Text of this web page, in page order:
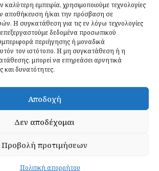
καλύτερη εμπειρία, χρησιμοποιούμε τεχνολογίες
αποθήκευση ή/και την πρόσβαση σε
Η συγκατάθεση για τις εν λόγω τεχνολογίες
δεδομένα προσωπικού
περιήγησης ή μοναδικά
τον ιστότοπο. Η μη συγκατάθεση ή η
μπορεί να επηρεάσει αρνητικά
και δυνατότητες.
Αποδοχή
Δεν αποδέχομαι
Προβολή προτιμήσεων
Πολιτική απορρήτου
2026
ΕΓΓΡΑΦΉ
δέχομαι τηνπολιτική απορρήτου
Creative.